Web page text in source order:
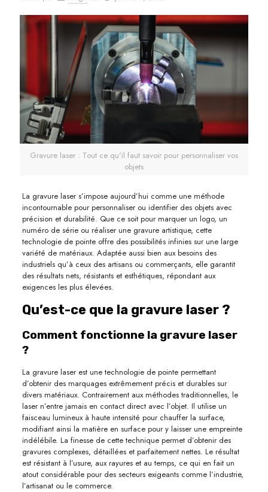
Gravure laser : Tout ce qu'il faut savoir pour personnaliser vos
objets
La gravure laser s’impose aujourd’hui comme une méthode
incontournable pour personnaliser ou identifier des objets avec
précision et durabilité. Que ce soit pour marquer un logo, un
numéro de série ou réaliser une gravure artistique, cette
technologie de pointe offre des possibilités infinies sur une large
variété de matériaux. Adaptée aussi bien aux besoins des
industriels qu’à ceux des artisans ou commerçants, elle garantit
des résultats nets, résistants et esthétiques, répondant aux
exigences les plus élevées.
Qu’est-ce que la gravure laser ?
Comment fonctionne la gravure laser
?
La gravure laser est une technologie de pointe permettant
d’obtenir des marquages extrêmement précis et durables sur
divers matériaux. Contrairement aux méthodes traditionnelles, le
laser n’entre jamais en contact direct avec l’objet. Il utilise un
faisceau lumineux à haute intensité pour chauffer la surface,
modifiant ainsi la matière en surface pour y laisser une empreinte
indélébile. La finesse de cette technique permet d’obtenir des
gravures complexes, détaillées et parfaitement nettes. Le résultat
est résistant à l’usure, aux rayures et au temps, ce qui en fait un
atout considérable pour des secteurs exigeants comme l’industrie,
l’artisanat ou le commerce.